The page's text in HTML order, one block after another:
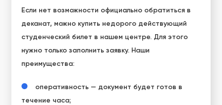
Если нет возможности официально обратиться в
деканат, можно купить недорого действующий
студенческий билет в нашем центре. Для этого
нужно только заполнить заявку. Наши
преимущества:
оперативность — документ будет готов в
течение часа;